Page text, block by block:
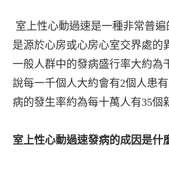
室上性心動過速是一種非常普遍
是源於心房或心房心室交界處的
一般人群中的發病盛行率大約為
說每一千個人大約會有2個人患
病的發生率約為每十萬人有35個
室上性心動過速發病的成因是什